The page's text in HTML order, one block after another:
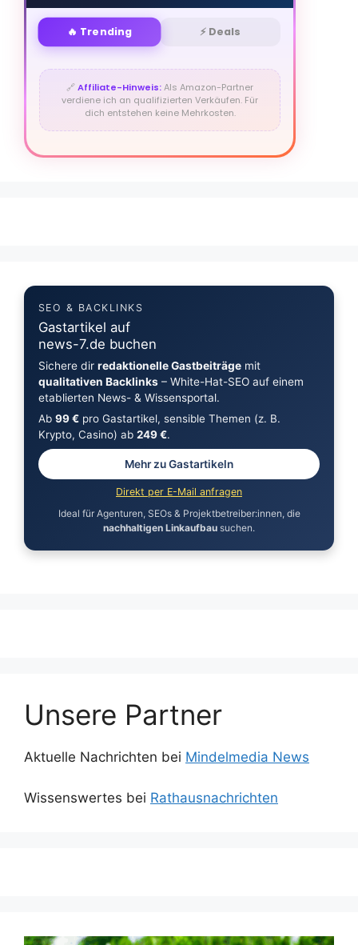
🔥 Trending ⚡ Deals
🔗Affiliate-Hinweis:Als Amazon-Partner
verdiene ich an qualifizierten Verkäufen. Für
dich entstehen keine Mehrkosten.
SEO & BACKLINKS
Gastartikel auf
news-7.de buchen
Sichere dir redaktionelle Gastbeiträgemit
qualitativen Backlinks– White-Hat-SEO auf einem
etablierten News- & Wissensportal.
Ab 99 €pro Gastartikel, sensible Themen (z. B.
Krypto, Casino) ab 249 €.
Mehr zu Gastartikeln
Direkt per E-Mail anfragen
Ideal für Agenturen, SEOs & Projektbetreiber:innen, die
nachhaltigen Linkaufbau suchen.
Unsere Partner
Aktuelle Nachrichten bei Mindelmedia News
Wissenswertes bei Rathausnachrichten